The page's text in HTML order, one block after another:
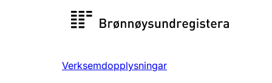
Registersøk
Verksemdopplysningar